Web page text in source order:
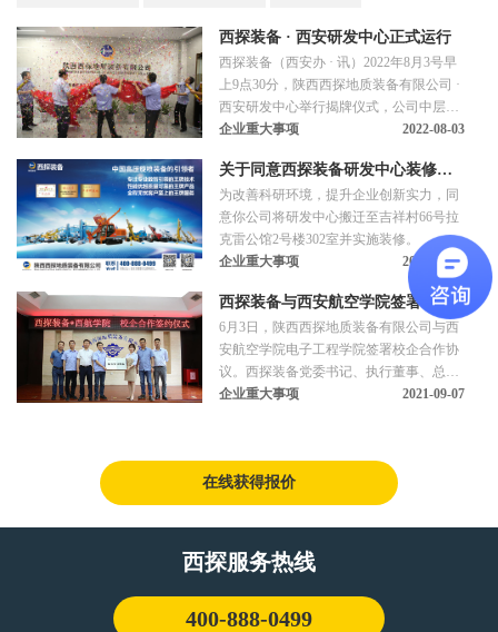
西探装备 · 西安研发中心正式运行
西探装备（西安办 · 讯）2022年8月3号早
上9点30分，陕西西探地质装备有限公司 ·
西安研发中心举行揭牌仪式，公司中层以
上干部，技术研发中心、市场营销中心、
会议。
企业重大事项 2022-08-03
关于同意西探装备研发中心装修的
批复
为改善科研环境，提升企业创新实力，同
意你公司将研发中心搬迁至吉祥村66号拉
克雷公馆2号楼302室并实施装修。
企业重大事项
2021-10-26
西探装备与西安航空学院签署校企
合作协议
6月3日，陕西西探地质装备有限公司与西
安航空学院电子工程学院签署校企合作协
议。西探装备党委书记、执行董事、总经
理罗帅训，党委副书记、副总经理秦鹏
企业重大事项 2021-09-07
在线获得报价
西探服务热线
400-888-0499